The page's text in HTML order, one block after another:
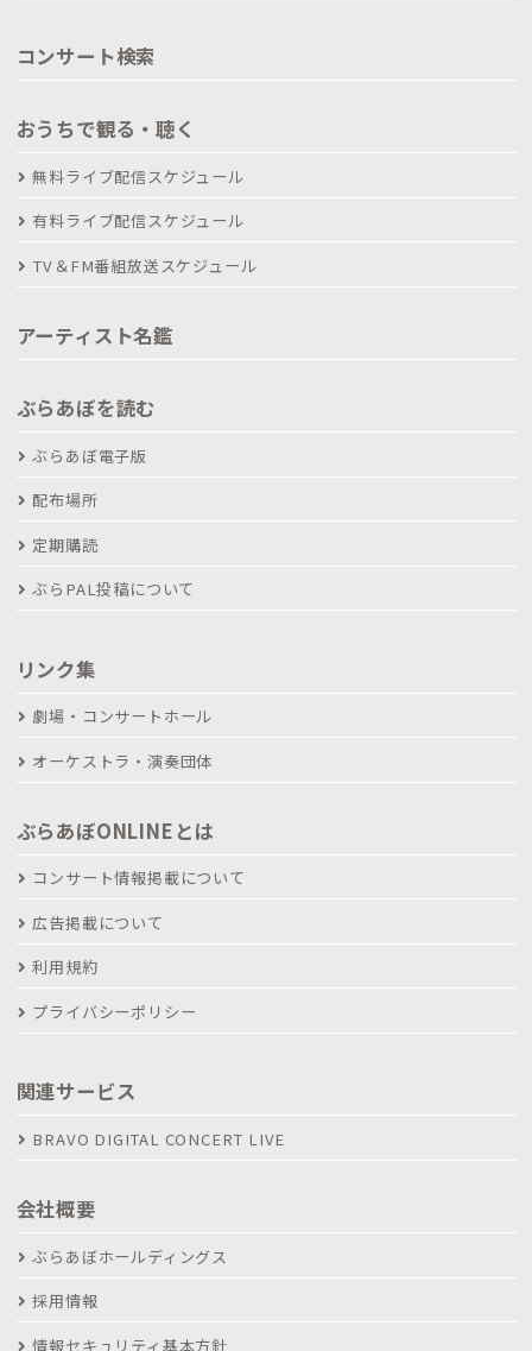
コンサート検索
おうちで観る・聴く
無料ライブ配信スケジュール
有料ライブ配信スケジュール
TV＆FM番組放送スケジュール
アーティスト名鑑
ぶらあぼを読む
ぶらあぼ電子版
配布場所
定期購読
ぶらPAL投稿について
リンク集
劇場・コンサートホール
オーケストラ・演奏団体
ぶらあぼONLINEとは
コンサート情報掲載について
広告掲載について
利用規約
プライバシーポリシー
関連サービス
BRAVO DIGITAL CONCERT LIVE
会社概要
ぶらあぼホールディングス
採用情報
情報セキュリティ基本方針